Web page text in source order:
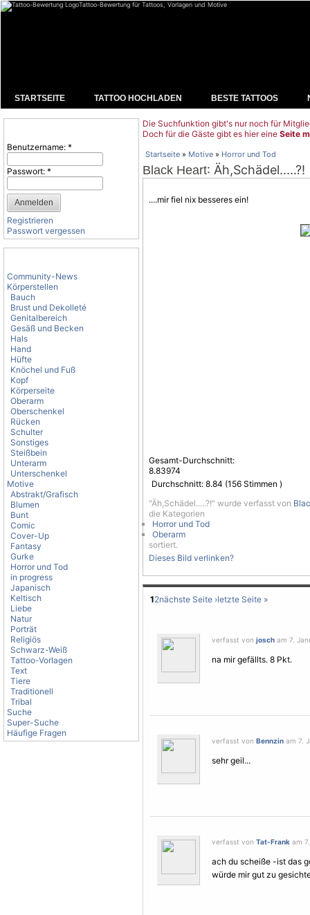
Tattoo-Bewertung für Tattoos, Vorlagen und Motive
STARTSEITE TATTOO HOCHLADEN BESTE TATTOOS
Benutzername: *
Passwort: *
Registrieren
Passwort vergessen
Community-News
Körperstellen
Bauch
Brust und Dekolleté
Genitalbereich
Gesäß und Becken
Hals
Hand
Hüfte
Knöchel und Fuß
Kopf
Körperseite
Oberarm
Oberschenkel
Rücken
Schulter
Sonstiges
Steißbein
Unterarm
Unterschenkel
Motive
Abstrakt/Grafisch
Blumen
Bunt
Comic
Cover-Up
Fantasy
Gurke
Horror und Tod
in progress
Japanisch
Keltisch
Liebe
Natur
Porträt
Religiös
Schwarz-Weiß
Tattoo-Vorlagen
Text
Tiere
Traditionell
Tribal
Suche
Super-Suche
Häufige Fragen
Die Suchfunktion gibt's nur noch für
Doch für die Gäste gibt es hier eine Seite
Startseite » Motive » Horror und Tod
Black Heart: Äh,Schädel.....?!
....mir fiel nix besseres ein!
Gesamt-Durchschnitt:
8.83974
Durchschnitt: 8.84 (156 Stimmen )
"Äh,Schädel.....?!" wurde verfasst von
die Kategorien
Horror und Tod
Oberarm
sortiert.
Dieses Bild verlinken?
12nächste Seite ›letzte Seite »
verfasst von josch am 7.
na mir gefällts. 8 Pkt.
verfasst von Bennzin am 7.
sehr geil...
verfasst von Tat-Frank am
ach du scheiße -ist das
würde mir gut zu